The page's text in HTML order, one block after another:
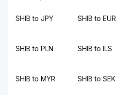
SHIB to JPY SHIB to EUR
SHIB to PLN SHIB to ILS
SHIB to MYR SHIB to SEK